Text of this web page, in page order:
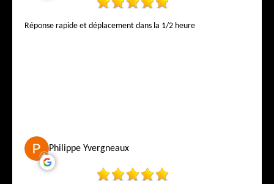
Réponse rapide et déplacement dans la 1/2 heure
Philippe Yvergneaux